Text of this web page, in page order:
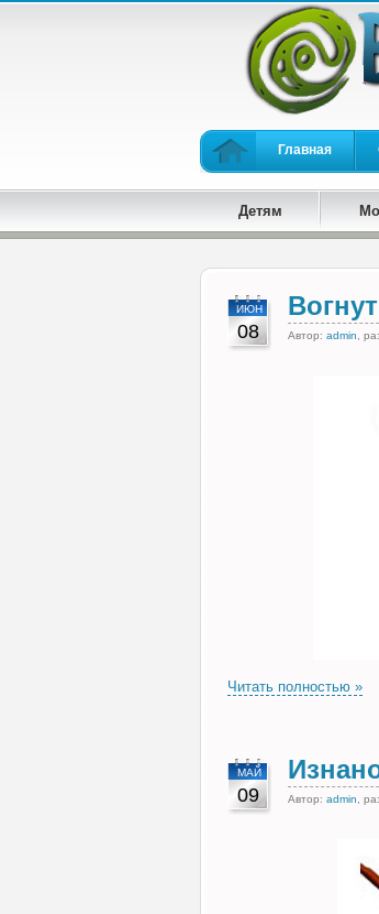
Главная
Детям
ИЮН
08 Автор: admin ,
Читать полностью »
МАЙ
09 Автор: admin ,